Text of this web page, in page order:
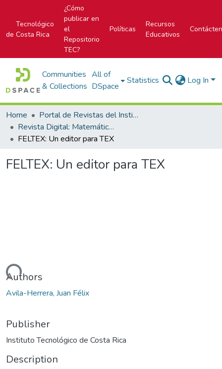
Tecnológico
de Costa Rica
¿Cómo
publicar en
el
Repositorio
TEC?
Políticas
Recursos
Educativos
Communities
& Collections
All of
DSpace
Statistics Log In
Home
Portal de Revistas del Instituto Tecnológico de Costa Rica
Revista Digital: Matemática, Educación e Internet
FELTEX: Un editor para TEX
FELTEX: Un editor para TEX
Authors
Avila-Herrera, Juan Félix
Publisher
Instituto Tecnológico de Costa Rica
Description